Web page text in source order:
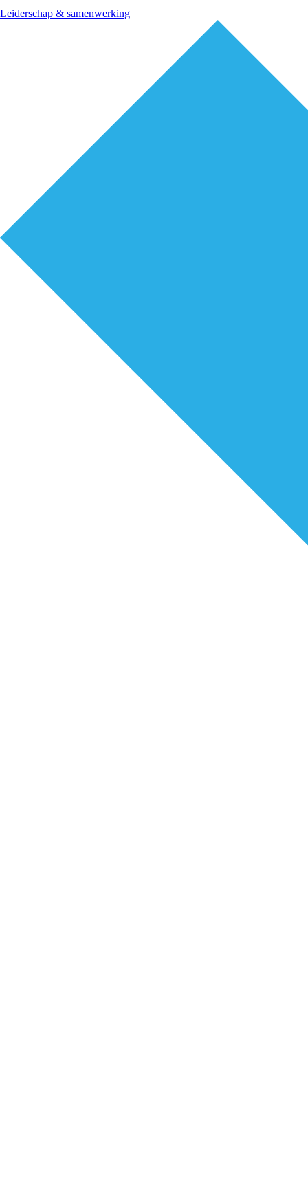
Leiderschap & samenwerking